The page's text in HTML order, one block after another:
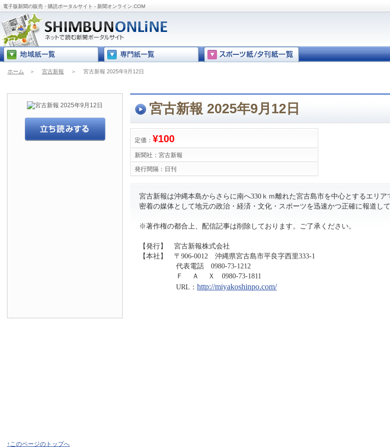
電子版新聞の販売・購読ポータルサイト - 新聞オンライン.COM
ホーム ＞ 宮古新報 ＞ 宮古新報 2025年9月12日
宮古新報 2025年9月12日
定価： ¥100
新聞社： 宮古新報
発行間隔： 日刊
宮古新報は沖縄本島からさらに南へ330ｋｍ離れた宮古島市を中心とするエリア
密着の媒体として地元の政治・経済・文化・スポーツを迅速かつ正確に報道して
※著作権の都合上、配信記事は削除しております。ご了承ください。
【発行】 宮古新報株式会社
【本社】 〒906-0012 沖縄県宮古島市平良字西里333-1
代表電話 0980-73-1212
Ｆ Ａ Ｘ 0980-73-1811
URL： http://miyakoshinpo.com/
↑このページのトップへ